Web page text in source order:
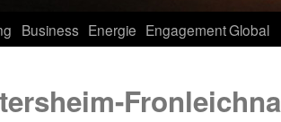
Business Energie EngagementGlobal